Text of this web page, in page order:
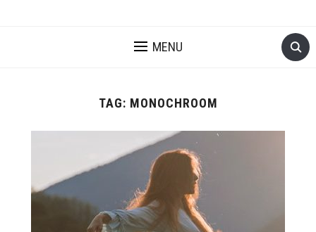
MENU
TAG: MONOCHROOM